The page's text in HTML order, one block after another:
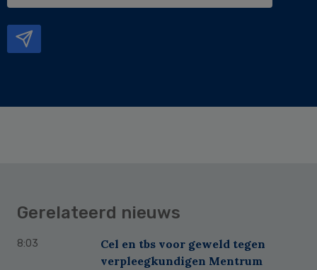
Gerelateerd nieuws
8:03
Cel en tbs voor geweld tegen
verpleegkundigen Mentrum